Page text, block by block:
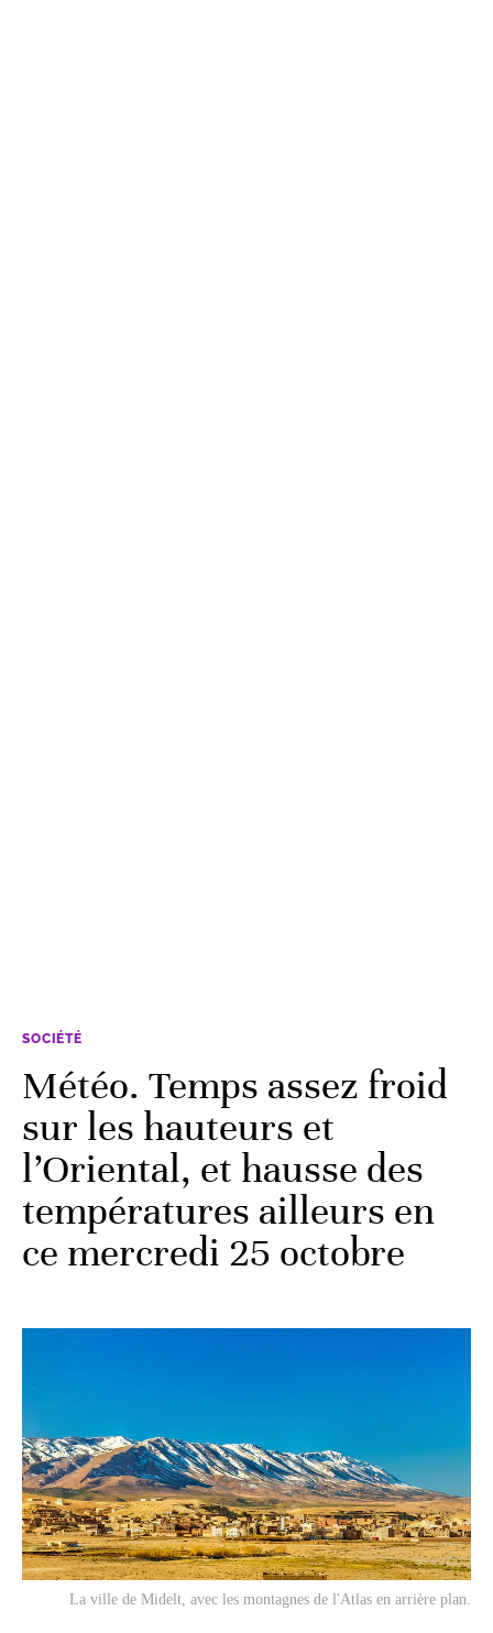
SOCIÉTÉ
Météo. Temps assez froid
sur les hauteurs et
l’Oriental, et hausse des
températures ailleurs en
ce mercredi 25 octobre
La ville de Midelt, avec les montagnes de l'Atlas en arrière plan.